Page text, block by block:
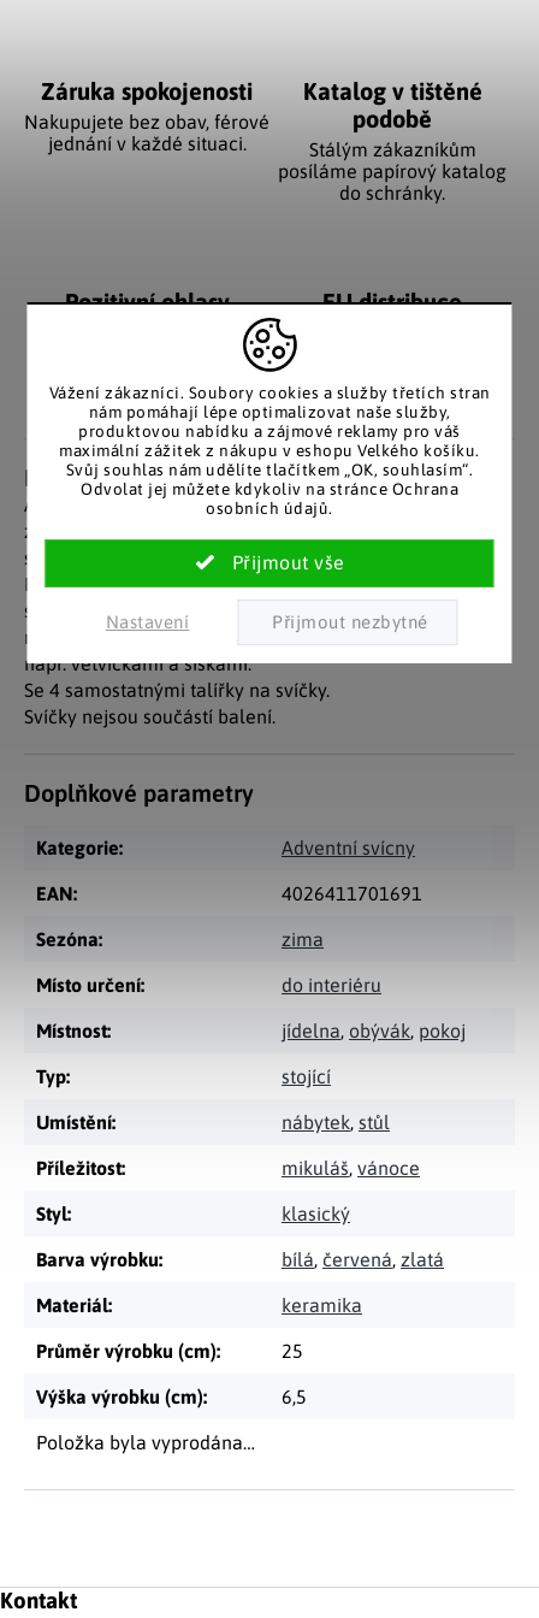
Vážení zákazníci. Soubory cookies a služby třetích stran
nám pomáhají lépe optimalizovat naše služby,
produktovou nabídku a zájmové reklamy pro váš
maximální zážitek z nákupu v eshopu Velkého košíku.
Svůj souhlas nám udělíte tlačítkem „OK, souhlasím“.
Odvolat jej můžete kdykoliv na stránce Ochrana
osobních údajů.
Nastavení
Záruka spokojenosti
Nakupujete bez obav, férové
jednání v každé situaci.
Katalog v tištěné
podobě
Stálým zákazníkům
posíláme papírový katalog
do schránky.
Pozitivní ohlasy
Za desítky let na trhu jsme
nasbírali stovky tisíc
spokojených zákazníků.
EU distribuce
Z českých skladů pro české
zákazníky. Značkové zboží
Detailní popis produktu
Adventní svícen z glazované keramiky s motivem
zimního lesa a zlatým lemováním krásně ozdobí
sváteční stůl.
Krémově bílou barvu doplňují okouzlující stromky a
sněhové vločky ve výrazných barvách. Vnitřek svícnu lze
naplnit vodou či mechem a aranžmá ještě vyšperkujete
např. větvičkami a šiškami.
Se 4 samostatnými talířky na svíčky.
Svíčky nejsou součástí balení.
Doplňkové parametry
Kategorie: Adventní svícny
EAN: 4026411701691
Sezóna: zima
Místo určení: do interiéru
Místnost: jídelna, obývák, pokoj
Typ: stojící
Umístění: nábytek, stůl
Příležitost: mikuláš, vánoce
Styl: klasický
Barva výrobku: bílá, červená, zlatá
Materiál: keramika
Průměr výrobku (cm): 25
Výška výrobku (cm): 6,5
Položka byla vyprodána…
Zápatí
Kontakt